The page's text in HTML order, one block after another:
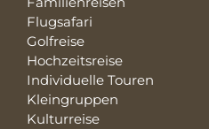
Flugsafari
Golfreise
Hochzeitsreise
Individuelle Touren
Kleingruppen
Kulturreise